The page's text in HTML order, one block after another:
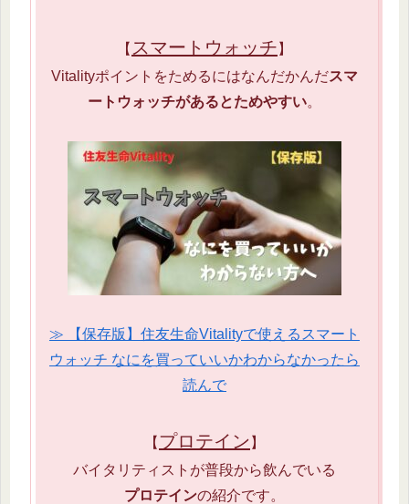
【 スマートウォッチ 】
Vitalityポイントをためるにはなんだかんだスマ
ートウォッチがあるとためやすい。
≫ 【保存版】住友生命Vitalityで使えるスマート
ウォッチ なにを買っていいかわからなかったら
読んで
【 プロテイン 】
バイタリティストが普段から飲んでいる
プロテインの紹介です。